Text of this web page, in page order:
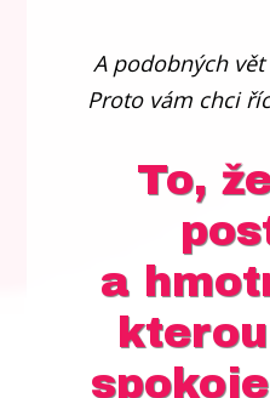
A podobných
Proto vám chci
To,
a